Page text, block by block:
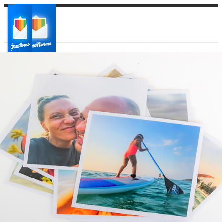
Ваш регион доставки
Выберите из списка: